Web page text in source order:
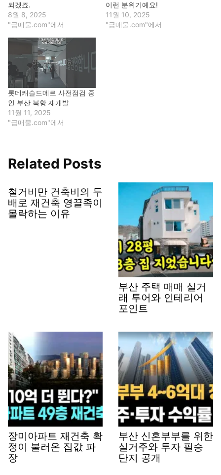
되겠죠.
8월 8, 2025
"급매물.com"에서
이런 분위기예요!
11월 10, 2025
"급매물.com"에서
롯데캐슬드메르 사전점검 중
인 부산 북항 재개발
11월 11, 2025
"급매물.com"에서
Related Posts
철거비만 건축비의 두
배로 재건축 영끌족이
몰락하는 이유
부산 주택 매매 실거
래 투어와 인테리어
포인트
장미아파트 재건축 확
정이 불러온 집값 파
장
부산 신혼부부를 위한
실거주와 투자 필승
단지 공개